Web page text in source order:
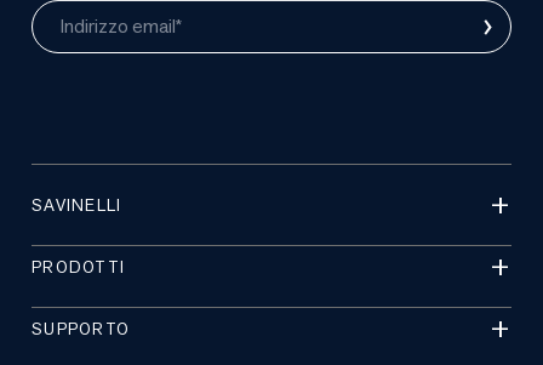
Indirizzo email* ›
SAVINELLI
PRODOTTI
SUPPORTO